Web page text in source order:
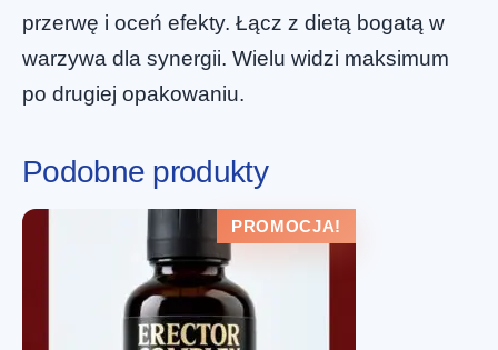
przerwę i oceń efekty. Łącz z dietą bogatą w
warzywa dla synergii. Wielu widzi maksimum
po drugiej opakowaniu.
Podobne produkty
PROMOCJA!